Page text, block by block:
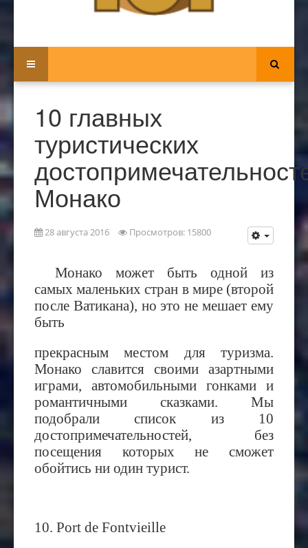
10 главных
туристических
Монако
28 августа 2016 Просмотров: 15800
Монако может быть одной из
самых маленьких стран в мире (второй
после Ватикана), но это не мешает ему
быть
прекрасным местом для туризма.
Монако славится своими азартными
играми, автомобильными гонками и
романтичными сказками. Мы
подобрали список из 10
достопримечательностей, без
посещения которых не сможет
обойтись ни один турист.
10. Port de Fontvieille